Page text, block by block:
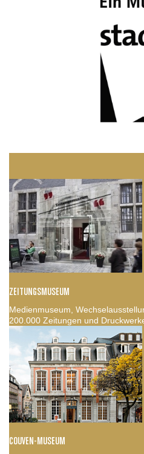
ZEITUNGSMUSEUM
Medienmuseum,
200.000 Zeitungen und
COUVEN-MUSEUM